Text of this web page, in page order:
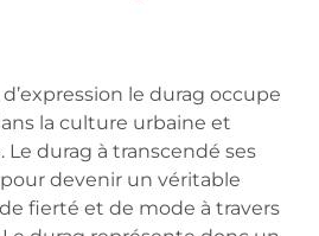
le durag occupe
la culture urbaine et
Le durag à transcendé ses
devenir un véritable
fierté et de mode à travers